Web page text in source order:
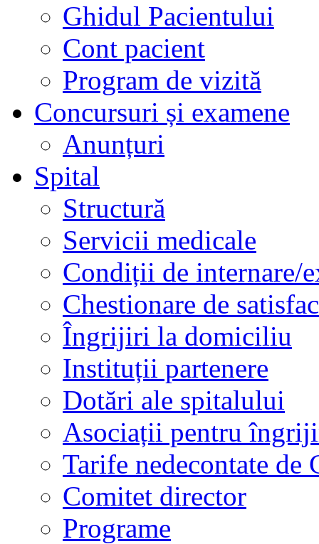
Ghidul Pacientului
Cont pacient
Program de vizită
Concursuri și examene
Anunțuri
Spital
Structură
Servicii medicale
Condiții de internare/
Chestionare de
Îngrijiri la domiciliu
Instituții partenere
Dotări ale spitalului
Asociații pentru
Tarife nedecontate de
Comitet director
Programe